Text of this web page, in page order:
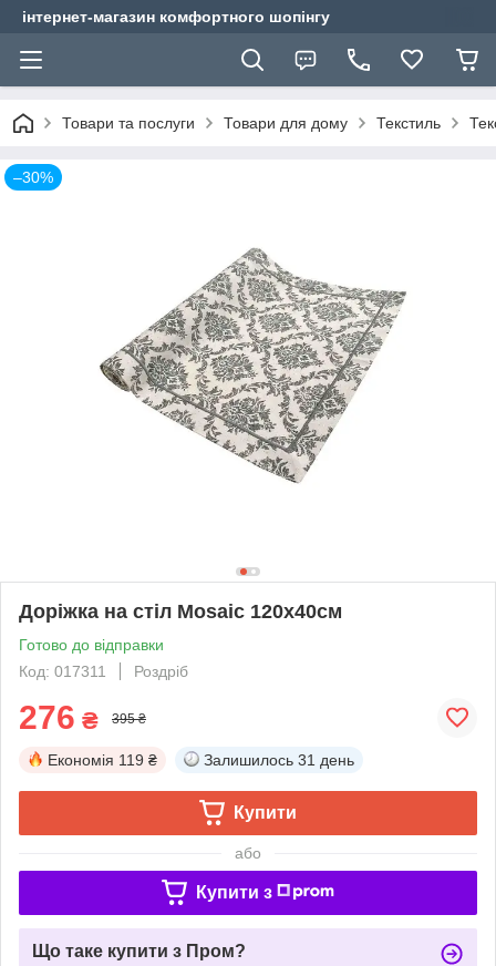
інтернет-магазин комфортного шопінгу
Товари та послуги Товари для дому Текстиль
–30%
Доріжка на стіл Mosaic 120х40см
Готово до відправки
Код: 017311
Роздріб
276 ₴ 395 ₴
Економія 119 ₴ Залишилось 31 день
Купити
або
Купити з
Що таке купити з Пром?